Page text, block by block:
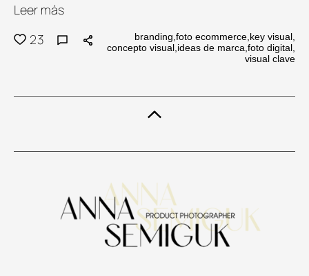
Leer más
23
branding, foto ecommerce, key visual,
concepto visual, ideas de marca, foto digital,
visual clave